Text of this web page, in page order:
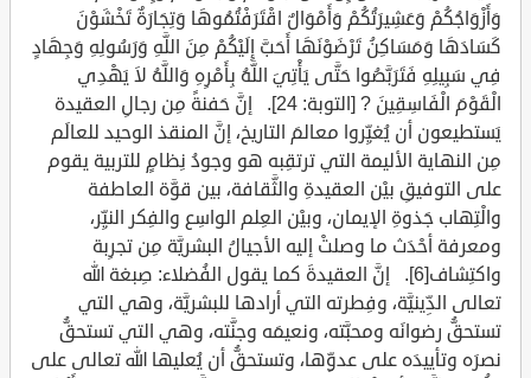
وَأَزْوَاجُكُمْ وَعَشِيرَتُكُمْ وَأَمْوَالٌ اقْتَرَفْتُمُوهَا وَتِجَارَةٌ تَخْشَوْنَ
كَسَادَهَا وَمَسَاكِنُ تَرْضَوْنَهَا أَحَبَّ إِلَيْكُمْ مِنَ اللَّهِ وَرَسُولِهِ وَجِهَادٍ
فِي سَبِيلِهِ فَتَرَبَّصُوا حَتَّى يَأْتِيَ اللَّهُ بِأَمْرِهِ وَاللَّهُ لاَ يَهْدِي
الْقَوْمَ الْفَاسِقِينَ ? [التوبة: 24]. إنَّ حَفنةً مِن رجالِ العقيدة
يَستطيعون أن يُغيِّروا معالمَ التاريخ، إنَّ المنقذ الوحيد للعالَم
مِن النهاية الأليمة التي ترتقِبه هو وجودُ نِظامٍ للتربية يقوم
على التوفيقِ بيْن العقيدةِ والثَّقافة، بين قوَّة العاطفة
والْتِهاب جَذوةِ الإيمان، وبيْن العِلم الواسِع والفِكر النيِّر،
ومعرفة أحْدَث ما وصلتْ إليه الأجيالُ البشريَّة مِن تجرِبة
واكتِشاف[6]. إنَّ العقيدةَ كما يقول الفُضلاء: صِبغة الله
تعالى الدِّينيَّة، وفِطرته التي أرادها للبشريَّة، وهي التي
تستحقُّ رضوانَه ومحبَّته، ونعيمَه وجنَّته، وهي التي تستحقُّ
نصرَه وتأييدَه على عدوِّها، وتستحقُّ أن يُعليها الله تعالى على